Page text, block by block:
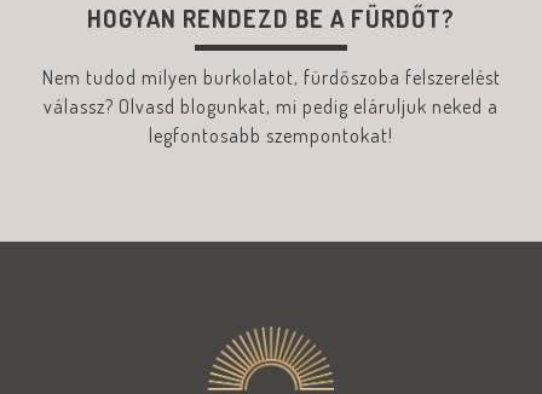
HOGYAN RENDEZD BE A FÜRDŐT?
Nem tudod milyen burkolatot, fürdőszoba felszerelést
válassz? Olvasd blogunkat, mi pedig eláruljuk neked a
legfontosabb szempontokat!